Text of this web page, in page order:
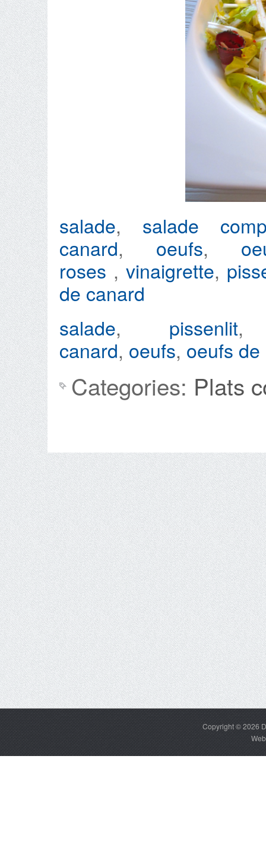
salade, salade
canard, oeufs,
roses , vinaigrette,
de canard
salade, pissenlit
canard, oeufs, oeufs
Categories: Plats
Copyright © 2026